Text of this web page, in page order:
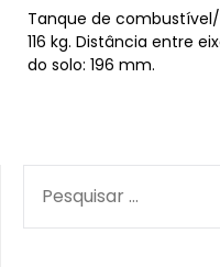
Tanque de combustível/
116 kg. Distância entre
do solo: 196 mm.
POR: